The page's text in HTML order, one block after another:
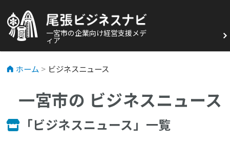
一宮市の企業向け経営支援メデ
ィア
ホーム ビジネスニュース
一宮市の ビジネスニュース
「ビジネスニュース」一覧